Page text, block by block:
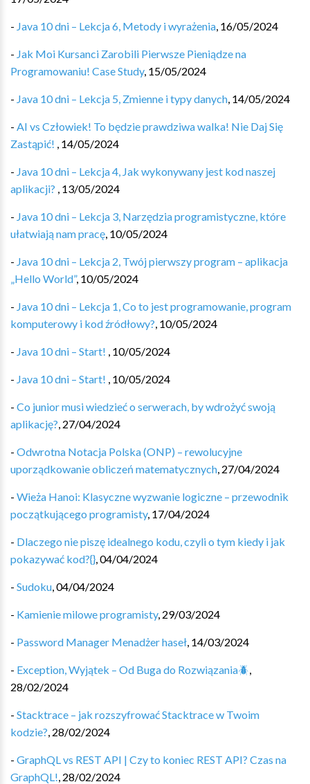
- Java 10 dni – Lekcja 6, Metody i wyrażenia, 16/05/2024
- Jak Moi Kursanci Zarobili Pierwsze Pieniądze na
Programowaniu! Case Study, 15/05/2024
- Java 10 dni – Lekcja 5, Zmienne i typy danych, 14/05/2024
- AI vs Człowiek! To będzie prawdziwa walka! Nie Daj Się
Zastąpić! ️ , 14/05/2024
- Java 10 dni – Lekcja 4, Jak wykonywany jest kod naszej
aplikacji? , 13/05/2024
- Java 10 dni – Lekcja 3, Narzędzia programistyczne, które
ułatwiają nam pracę, 10/05/2024
- Java 10 dni – Lekcja 2, Twój pierwszy program – aplikacja
„Hello World”, 10/05/2024
- Java 10 dni – Lekcja 1, Co to jest programowanie, program
komputerowy i kod źródłowy?, 10/05/2024
- Java 10 dni – Start! , 10/05/2024
- Java 10 dni – Start! , 10/05/2024
- Co junior musi wiedzieć o serwerach, by wdrożyć swoją
aplikację?, 27/04/2024
- Odwrotna Notacja Polska (ONP) – rewolucyjne
uporządkowanie obliczeń matematycznych️, 27/04/2024
- Wieża Hanoi: Klasyczne wyzwanie logiczne – przewodnik
początkującego programisty, 17/04/2024
- Dlaczego nie piszę idealnego kodu, czyli o tym kiedy i jak
pokazywać kod?{},04/04/2024
- Sudoku,04/04/2024
- Kamienie milowe programisty, 29/03/2024
- Password Manager Menadżer haseł, 14/03/2024
- Exception, Wyjątek – Od Buga do Rozwiązania🪲️,
28/02/2024
- Stacktrace – jak rozszyfrować Stacktrace w Twoim
kodzie?, 28/02/2024
- GraphQL vs REST API | Czy to koniec REST API? Czas na
GraphQL!, 28/02/2024